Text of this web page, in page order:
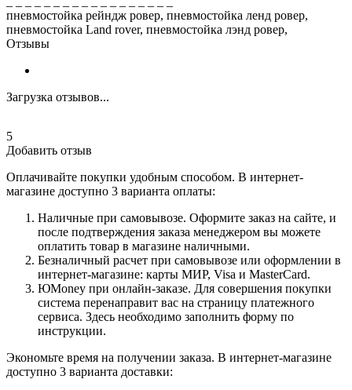
пневмостойка рейндж ровер, пневмостойка ленд ровер,
пневмостойка Lаnd rоvеr, пневмостойка лэнд ровер,
Отзывы
Загрузка отзывов...
5
Добавить отзыв
Оплачивайте покупки удобным способом. В интернет-
магазине доступно 3 варианта оплаты:
Наличные при самовывозе. Оформите заказ на сайте, и
после подтверждения заказа менеджером вы можете
оплатить товар в магазине наличными.
Безналичный расчет при самовывозе или оформлении в
интернет-магазине: карты МИР, Visa и MasterCard.
ЮMoney при онлайн-заказе. Для совершения покупки
система перенаправит вас на страницу платежного
сервиса. Здесь необходимо заполнить форму по
инструкции.
Экономьте время на получении заказа. В интернет-магазине
доступно 3 варианта доставки: